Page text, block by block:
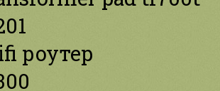
роутер